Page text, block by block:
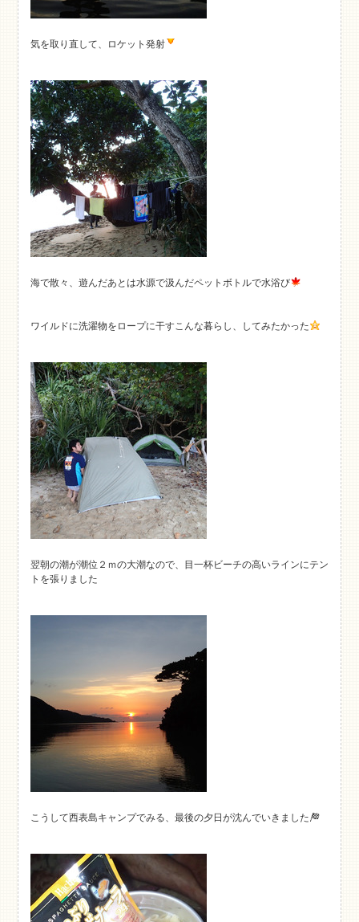
気を取り直して、ロケット発射
海で散々、遊んだあとは水源で汲んだペットボトルで水浴び
ワイルドに洗濯物をロープに干すこんな暮らし、してみたかった
翌朝の潮が潮位２ｍの大潮なので、目一杯ビーチの高いラインにテン
トを張りました
こうして西表島キャンプでみる、最後の夕日が沈んでいきました